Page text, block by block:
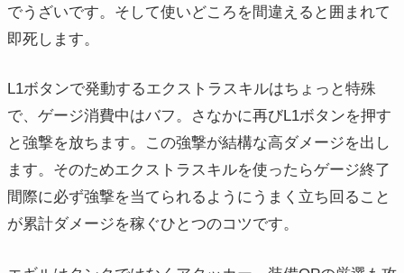
でうざいです。そして使いどころを間違えると囲まれて
即死します。
L1ボタンで発動するエクストラスキルはちょっと特殊
で、ゲージ消費中はバフ。さなかに再びL1ボタンを押す
と強撃を放ちます。この強撃が結構な高ダメージを出し
ます。そのためエクストラスキルを使ったらゲージ終了
間際に必ず強撃を当てられるようにうまく立ち回ること
が累計ダメージを稼ぐひとつのコツです。